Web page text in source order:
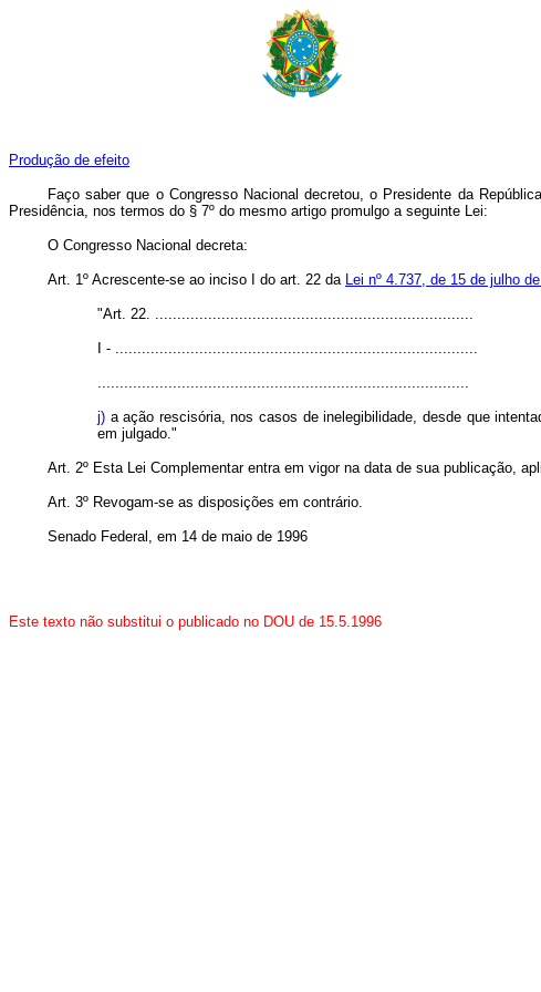
Produção de efeito
Faço saber que o Congresso Nacional decretou, o Presidente da
Presidência, nos termos do § 7º do mesmo artigo promulgo a seguinte Lei:
O Congresso Nacional decreta:
Art. 1º Acrescente-se ao inciso I do art. 22 da Lei nº 4.737, de 15 de julho
"Art. 22. ........................................................................
I - ..................................................................................
....................................................................................
j) a ação rescisória, nos casos de inelegibilidade, desde que
em julgado."
Art. 2º Esta Lei Complementar entra em vigor na data de sua publicação,
Art. 3º Revogam-se as disposições em contrário.
Senado Federal, em 14 de maio de 1996
Este texto não substitui o publicado no DOU de 15.5.1996